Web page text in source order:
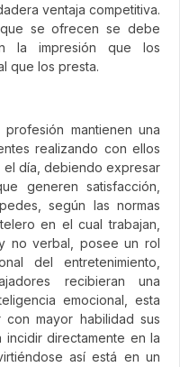
ventaja competitiva.
se ofrecen se debe
la impresión que los
que los presta.
mantienen una
realizando con ellos
día, debiendo expresar
generen satisfacción,
según las normas
en el cual trabajan,
no verbal, posee un rol
del entretenimiento,
recibieran una
emocional, esta
con mayor habilidad sus
directamente en la
así está en un